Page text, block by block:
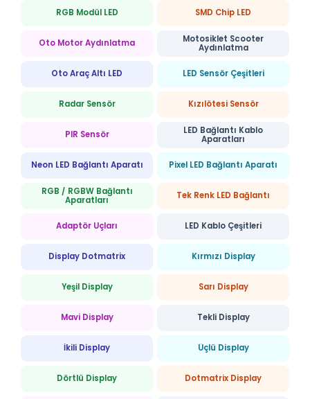
RGB Modül LED SMD Chip LED
Oto Motor Aydınlatma
Motosiklet Scooter
Aydınlatma
Oto Araç Altı LED LED Sensör Çeşitleri
Radar Sensör Kızılötesi Sensör
PIR Sensör
LED Bağlantı Kablo
Aparatları
Neon LED Bağlantı Aparatı Pixel LED Bağlantı Aparatı
RGB / RGBW Bağlantı
Aparatları
Tek Renk LED Bağlantı
Adaptör Uçları LED Kablo Çeşitleri
Display Dotmatrix Kırmızı Display
Yeşil Display Sarı Display
Mavi Display Tekli Display
İkili Display Üçlü Display
Dörtlü Display Dotmatrix Display